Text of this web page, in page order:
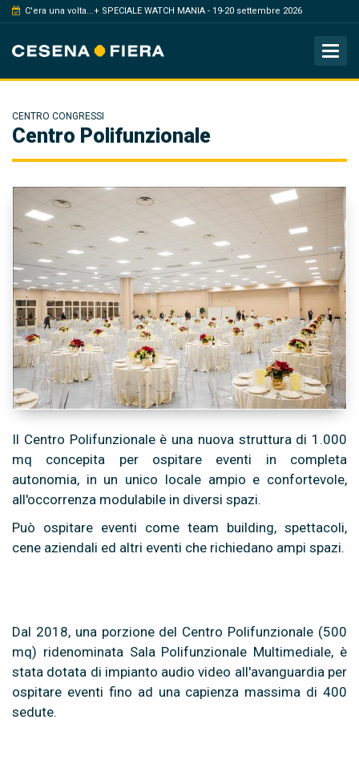
C'era una volta...+ SPECIALE WATCH MANIA - 19-20 settembre 2026
CENTRO CONGRESSI
Centro Polifunzionale
Il Centro Polifunzionale è una nuova struttura di 1.000
mq concepita per ospitare eventi in completa
autonomia, in un unico locale ampio e confortevole,
all'occorrenza modulabile in diversi spazi.
Può ospitare eventi come team building, spettacoli,
cene aziendali ed altri eventi che richiedano ampi spazi.
Dal 2018, una porzione del Centro Polifunzionale (500
mq) ridenominata Sala Polifunzionale Multimediale, è
stata dotata di impianto audio video all'avanguardia per
ospitare eventi fino ad una capienza massima di 400
sedute.